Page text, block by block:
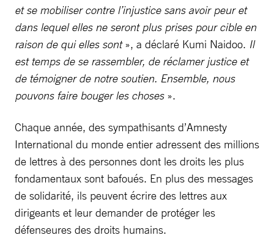
et se mobiliser contre l’injustice sans avoir peur et
dans lequel elles ne seront plus prises pour cible en
raison de qui elles sont», a déclaré Kumi Naidoo. Il
est temps de se rassembler, de réclamer justice et
de témoigner de notre soutien. Ensemble, nous
pouvons faire bouger les choses ».
Chaque année, des sympathisants d’Amnesty
International du monde entier adressent des millions
de lettres à des personnes dont les droits les plus
fondamentaux sont bafoués. En plus des messages
de solidarité, ils peuvent écrire des lettres aux
dirigeants et leur demander de protéger les
défenseures des droits humains.